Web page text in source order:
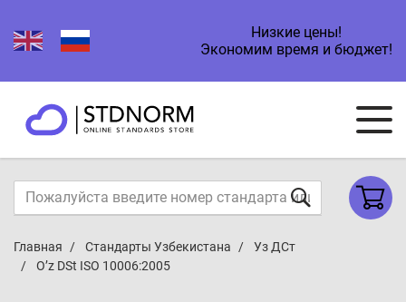
Низкие цены!
Экономим время и бюджет!
Главная Стандарты Узбекистана
Уз ДСт
O’z DSt ISO 10006:2005